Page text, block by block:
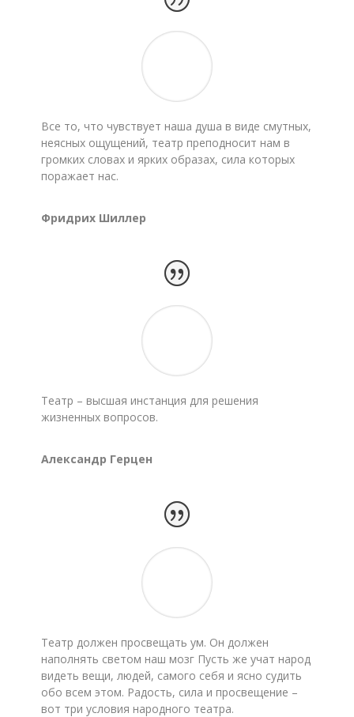
Все то, что чувствует наша душа в виде смутных,
неясных ощущений, театр преподносит нам в
громких словах и ярких образах, сила которых
поражает нас.
Фридрих Шиллер
Театр – высшая инстанция для решения
жизненных вопросов.
Александр Герцен
Театр должен просвещать ум. Он должен
наполнять светом наш мозг Пусть же учат народ
видеть вещи, людей, самого себя и ясно судить
обо всем этом. Радость, сила и просвещение –
вот три условия народного театра.